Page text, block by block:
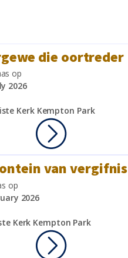
die oortreder
op
2026
Kerk Kempton Park
van vergifnis
op
2026
Kerk Kempton Park